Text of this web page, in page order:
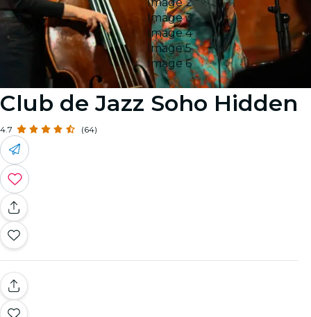
Image 3
Image 4
Image 5
Image 6
Club de Jazz Soho Hidden
4.7 (64)